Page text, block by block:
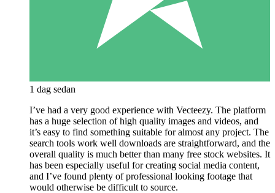
1 dag sedan
I’ve had a very good experience with Vecteezy. The platform
has a huge selection of high quality images and videos, and
it’s easy to find something suitable for almost any project. The
search tools work well downloads are straightforward, and the
overall quality is much better than many free stock websites. It
has been especially useful for creating social media content,
and I’ve found plenty of professional looking footage that
would otherwise be difficult to source.